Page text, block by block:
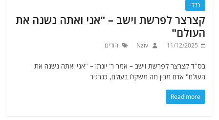
כללי
קצרצר לפרשת וישב – "אני ואתה נשנה את
העולם"
11/12/2025
Nziv יהודים
בס"ד קצרצר לפרשת וישב – אמר ר' יונתן – "אני ואתה נשנה את
העולם" אדם מבין מה משקלו בעולם, כגרגיר
Read more